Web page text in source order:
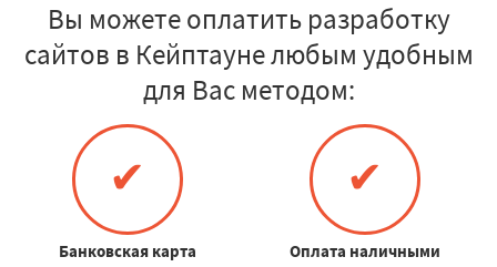
Вы можете оплатить разработку
сайтов в Кейптауне любым удобным
для Вас методом:
✔
Банковская карта
✔
Оплата наличными